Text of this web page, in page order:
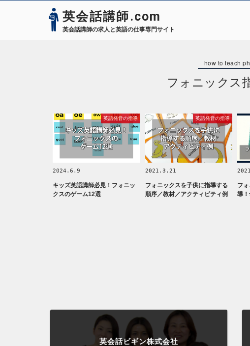
英会話講師.com
英会話講師の求人と英語の仕事専門サイト
フォニックス
英語発音の指導
2024.6.9
キッズ英語講師必見！フォニッ
クスのゲーム12選
英語発音の指導
2021.3.21
フォニックスを子供に指導する
順序／教材／アクティビティ例
フ
導
英会話ビギン株式会社